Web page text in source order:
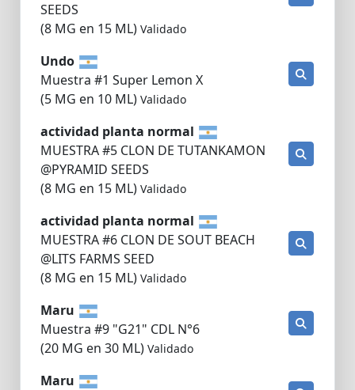
SEEDS
(8 MG en 15 ML)Validado
Undo
Muestra #1 Super Lemon X
(5 MG en 10 ML)Validado
actividad planta normal
MUESTRA #5 CLON DE TUTANKAMON
@PYRAMID SEEDS
(8 MG en 15 ML)Validado
actividad planta normal
MUESTRA #6 CLON DE SOUT BEACH
@LITS FARMS SEED
(8 MG en 15 ML)Validado
Maru
Muestra #9 "G21" CDL N°6
(20 MG en 30 ML)Validado
Maru